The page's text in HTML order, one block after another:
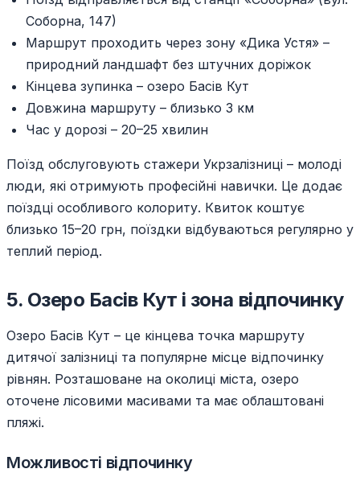
Соборна, 147)
Маршрут проходить через зону «Дика Устя» –
природний ландшафт без штучних доріжок
Кінцева зупинка – озеро Басів Кут
Довжина маршруту – близько 3 км
Час у дорозі – 20–25 хвилин
Поїзд обслуговують стажери Укрзалізниці – молоді
люди, які отримують професійні навички. Це додає
поїздці особливого колориту. Квиток коштує
близько 15–20 грн, поїздки відбуваються регулярно у
теплий період.
5. Озеро Басів Кут і зона відпочинку
Озеро Басів Кут – це кінцева точка маршруту
дитячої залізниці та популярне місце відпочинку
рівнян. Розташоване на околиці міста, озеро
оточене лісовими масивами та має облаштовані
пляжі.
Можливості відпочинку